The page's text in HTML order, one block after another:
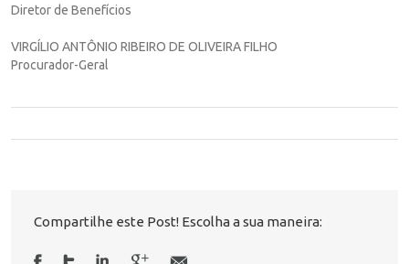
Diretor de Benefícios
VIRGÍLIO ANTÔNIO RIBEIRO DE OLIVEIRA FILHO
Procurador-Geral
Compartilhe este Post! Escolha a sua maneira: